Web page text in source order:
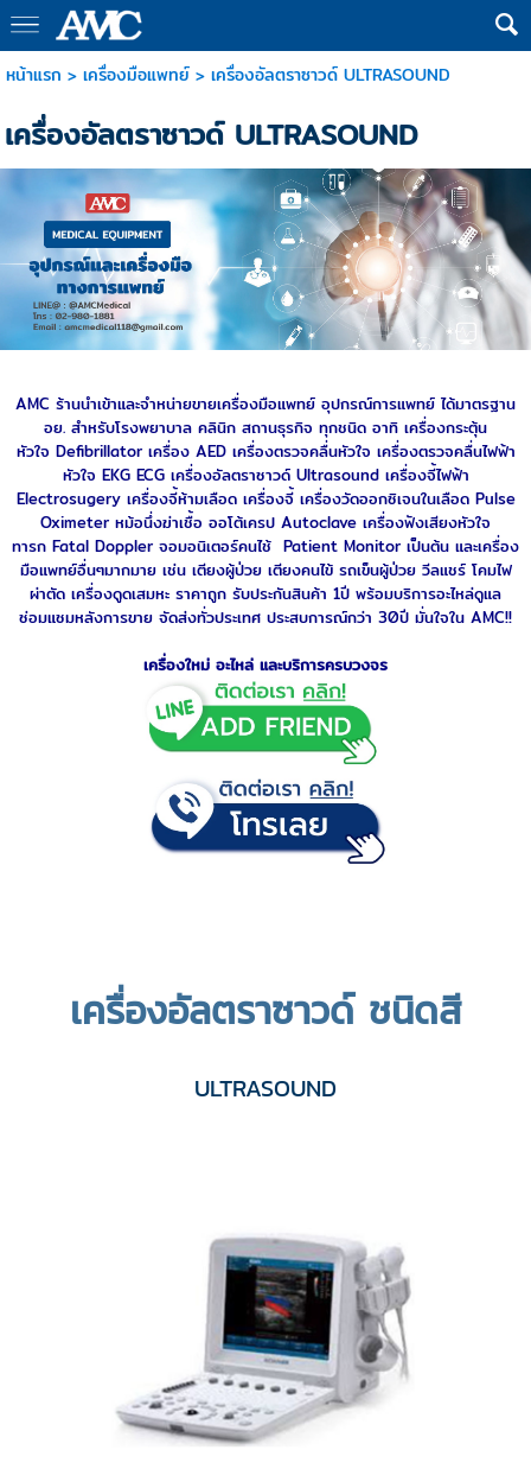
หน้าแรก > เครื่องมือแพทย์> เครื่องอัลตราซาวด์ ULTRASOUND
เครื่องอัลตราซาวด์ ULTRASOUND
AMC ร้านนำเข้าและจำหน่ายขายเครื่องมือแพทย์ อุปกรณ์การแพทย์ ได้มาตรฐาน
อย. สำหรับโรงพยาบาล คลินิก สถานธุรกิจ ทุกชนิด อาทิ เครื่องกระตุ้น
หัวใจ Defibrillator เครื่อง AED เครื่องตรวจคลื่นหัวใจ เครื่องตรวจคลื่นไฟฟ้า
หัวใจ EKG ECG เครื่องอัลตราซาวด์ Ultrasound เครื่องจี้ไฟฟ้า
Electrosugery เครื่องจี้ห้ามเลือด เครื่องจี้ เครื่องวัดออกซิเจนในเลือด Pulse
Oximeter หม้อนึ่งฆ่าเชื้อ ออโต้เครป Autoclave เครื่องฟังเสียงหัวใจ
ทารก Fatal Doppler จอมอนิเตอร์คนไช้ Patient Monitor เป็นต้น และเครื่อง
มือแพทย์อื่นๆมากมาย เช่น เตียงผู้ป่วย เตียงคนไข้ รถเข็นผู้ป่วย วีลแชร์โคมไฟ
ผ่าตัด เครื่องดูดเสมหะ ราคาถูก รับประกันสินค้า 1ปี พร้อมบริการอะไหล่ดูแล
ซ่อมแซมหลังการขาย จัดส่งทั่วประเทศ ประสบการณ์กว่า 30ปี มั่นใจใน AMC!!
เครื่องใหม่ อะไหล่ และบริการครบวงจร
เครื่องอัลตราซาวด์ ชนิดสี
ULTRASOUND